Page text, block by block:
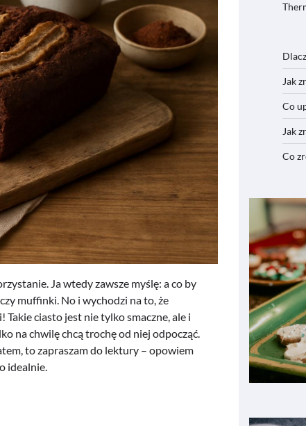
Ja wtedy zawsze myślę: a co by
muffinki. No i wychodzi na to, że
Takie ciasto jest nie tylko smaczne, ale i
na chwilę chcą trochę od niej odpocząć.
to zapraszam do lektury – opowiem
idealnie.
Jak
Co
Jak
Co